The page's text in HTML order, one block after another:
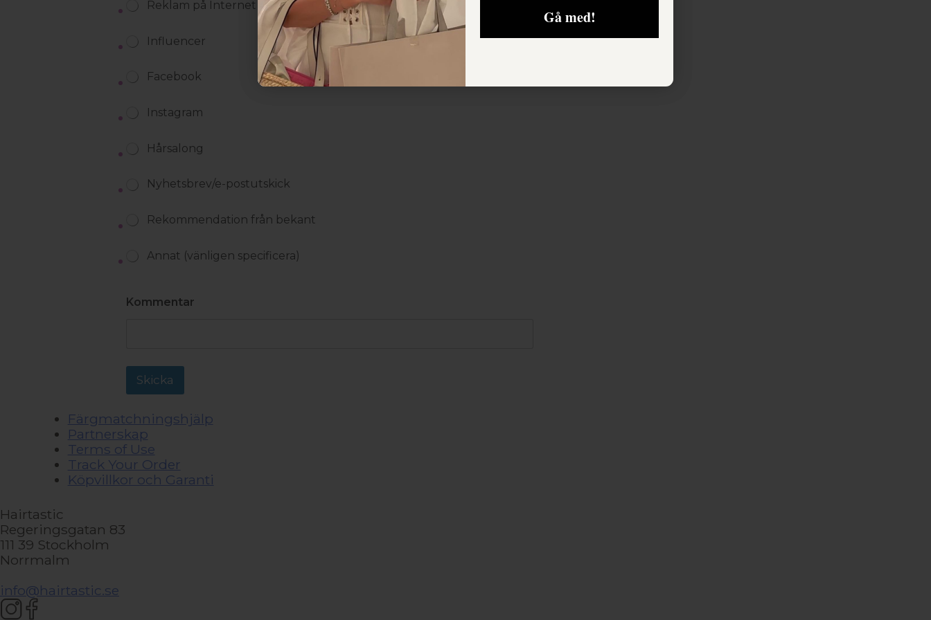
Reklam på Internet
Influencer
Facebook
Instagram
Hårsalong
Nyhetsbrev/e-postutskick
Rekommendation från bekant
Annat (vänligen specificera)
Kommentar
Skicka
Färgmatchningshjälp
Partnerskap
Terms of Use
Track Your Order
Köpvillkor och Garanti
Hairtastic
Regeringsgatan 83
111 39 Stockholm
Norrmalm
info@hairtastic.se
Gå med!